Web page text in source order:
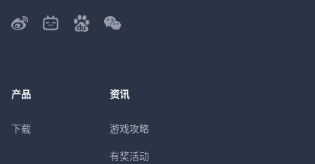
产品
下载
资讯
游戏攻略
有奖活动